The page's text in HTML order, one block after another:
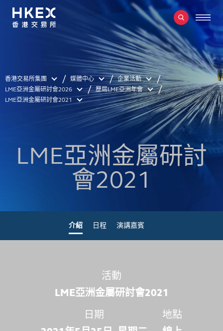
香港交易所集團 媒體中心
企業活動
LME亞洲金屬研討會2026
歷屆LME亞洲年會
LME亞洲金屬研討會2021
LME亞洲金屬研討
會2021
介紹 日程 演講嘉賓
活動
LME亞洲金屬研討會2021
日期
地點